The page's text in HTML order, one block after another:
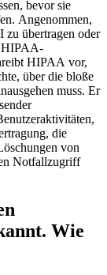
bevor sie
Angenommen,
übertragen oder
HIPAA-
HIPAA vor,
über die bloße
muss. Er
die
von
Notfallzugriff
Wie